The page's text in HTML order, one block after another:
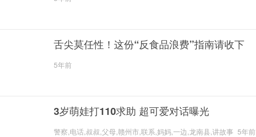
舌尖莫任性！这份“反食品浪费”指南请收下
5年前
3岁萌娃打110求助 超可爱对话曝光
警察,电话,叔叔,父母,赣州市,联系,妈妈,一边,龙南县,讲故事 5年前